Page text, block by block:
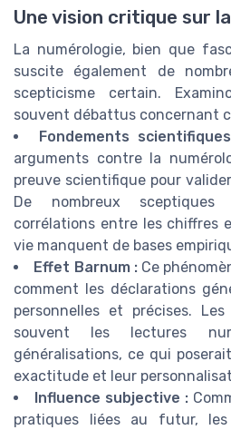
Une vision critique sur
La numérologie, bien que
suscite également de
scepticisme certain.
souvent débattus concernant
Fondements
arguments contre la
preuve scientifique pour
De nombreux
corrélations entre les chiffres
vie manquent de bases
Effet Barnum :Ce
comment les déclarations
personnelles et précises.
souvent les lectures
généralisations, ce qui
exactitude et leur
Influence subjective :
pratiques liées au futur,